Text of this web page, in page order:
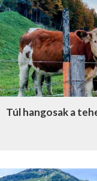
Túl hangosak a